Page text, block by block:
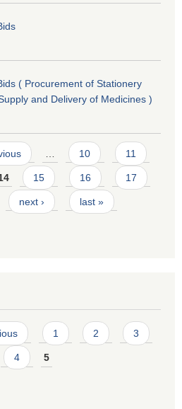
( Procurement of Stationery
and Delivery of Medicines )
10 11
15 16 17
next › last »
1 2 3
4 5